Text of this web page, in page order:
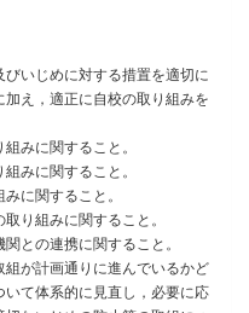
いじめに対する措置を適切に
え，適正に自校の取り組みを
みに関すること。
みに関すること。
に関すること。
り組みに関すること。
との連携に関すること。
が計画通りに進んでいるかど
て体系的に見直し，必要に応